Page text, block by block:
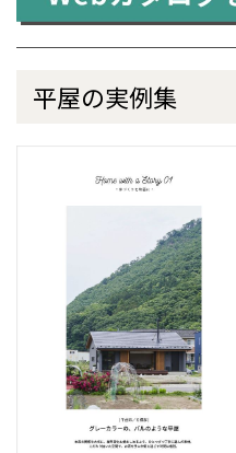
平屋の実例集